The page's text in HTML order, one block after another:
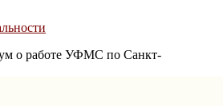
о работе УФМС по Санкт-